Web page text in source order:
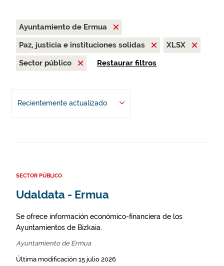
Ayuntamiento de Ermua
Paz, justicia e instituciones solidas
XLSX
Sector público
Restaurar filtros
Recientemente actualizado
SECTOR PÚBLICO
Udaldata - Ermua
Se ofrece información económico-financiera de los
Ayuntamientos de Bizkaia.
Ayuntamiento de Ermua
Última modificación 15 julio 2026